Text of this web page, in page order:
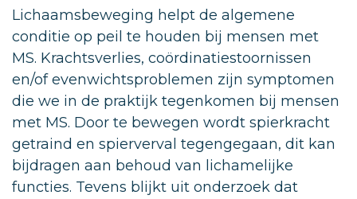
Lichaamsbeweging helpt de algemene
conditie op peil te houden bij mensen met
MS. Krachtsverlies, coördinatiestoornissen
en/of evenwichtsproblemen zijn symptomen
die we in de praktijk tegenkomen bij mensen
met MS. Door te bewegen wordt spierkracht
getraind en spierverval tegengegaan, dit kan
bijdragen aan behoud van lichamelijke
functies. Tevens blijkt uit onderzoek dat